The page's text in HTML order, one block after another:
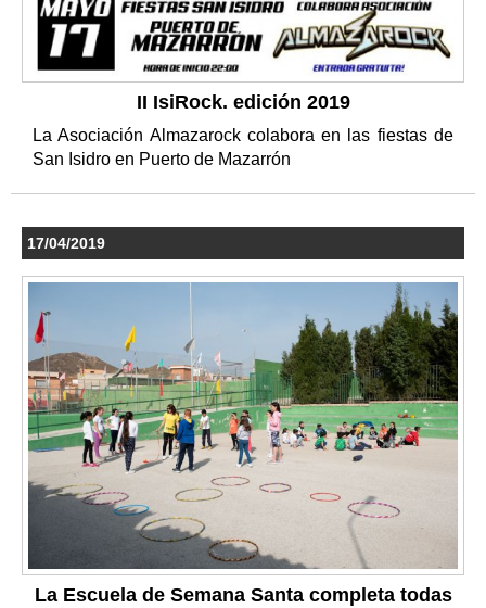
II IsiRock. edición 2019
La Asociación Almazarock colabora en las fiestas de
San Isidro en Puerto de Mazarrón
17/04/2019
La Escuela de Semana Santa completa todas